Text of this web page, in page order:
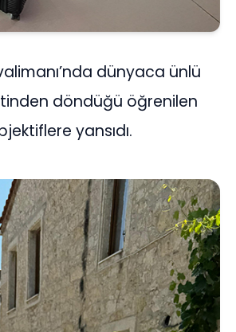
dünyaca ünlü
döndüğü öğrenilen
yansıdı.